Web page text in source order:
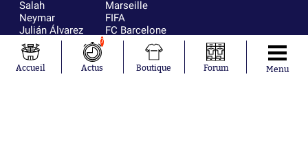
Salah
Neymar
Julián Álvarez
Ferrán Torres
Kilian Corredor
Franco
Marseille
FIFA
FC Barcelone
Argentine
Olympique
lyonnais
Accueil
7
Actus Boutique Forum Menu